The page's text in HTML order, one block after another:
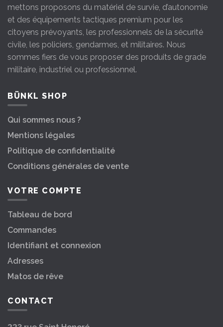
mettons proposons du matériel de survie, d’autonomie
et des équipements tactiques premium pour les
citoyens prévoyants, les professionnels de la sécurité
civile, les policiers, gendarmes, et militaires. Nous
sommes fiers de vous proposer des produits de grade
militaire, industriel ou professionnel.
BÜNKL SHOP
Qui sommes nous ?
Mentions légales
Politique de confidentialité
Conditions générales de vente
VOTRE COMPTE
Tableau de bord
Commandes
Identifiant et connexion
Adresses
Matos de rêve
CONTACT